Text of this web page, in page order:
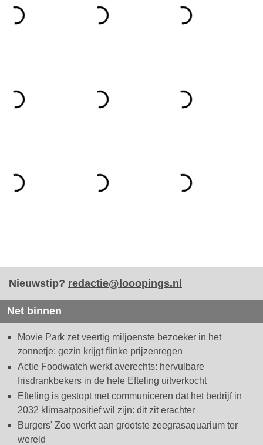
Nieuwstip? redactie@looopings.nl
Net binnen
Movie Park zet veertig miljoenste bezoeker in het
zonnetje: gezin krijgt flinke prijzenregen
Actie Foodwatch werkt averechts: hervulbare
frisdrankbekers in de hele Efteling uitverkocht
Efteling is gestopt met communiceren dat het bedrijf in
2032 klimaatpositief wil zijn: dit zit erachter
Burgers' Zoo werkt aan grootste zeegrasaquarium ter
wereld